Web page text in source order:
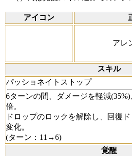
アイコン
アレ
スキル
パッショネイトストップ
6ターンの間、ダメージを軽減
倍。
ドロップのロックを解除し、回復
変化。
(ターン：11→6)
覚醒